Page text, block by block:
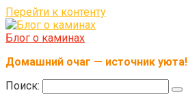
Перейти к контенту
Блог о каминах
Домашний очаг — источник уюта!
Поиск: